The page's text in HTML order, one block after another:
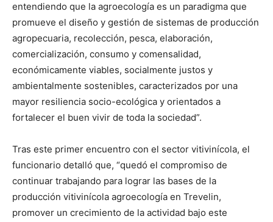
entendiendo que la agroecología es un paradigma que
promueve el diseño y gestión de sistemas de producción
agropecuaria, recolección, pesca, elaboración,
comercialización, consumo y comensalidad,
económicamente viables, socialmente justos y
ambientalmente sostenibles, caracterizados por una
mayor resiliencia socio-ecológica y orientados a
fortalecer el buen vivir de toda la sociedad”.
Tras este primer encuentro con el sector vitivinícola, el
funcionario detalló que, “quedó el compromiso de
continuar trabajando para lograr las bases de la
producción vitivinícola agroecología en Trevelin,
promover un crecimiento de la actividad bajo este